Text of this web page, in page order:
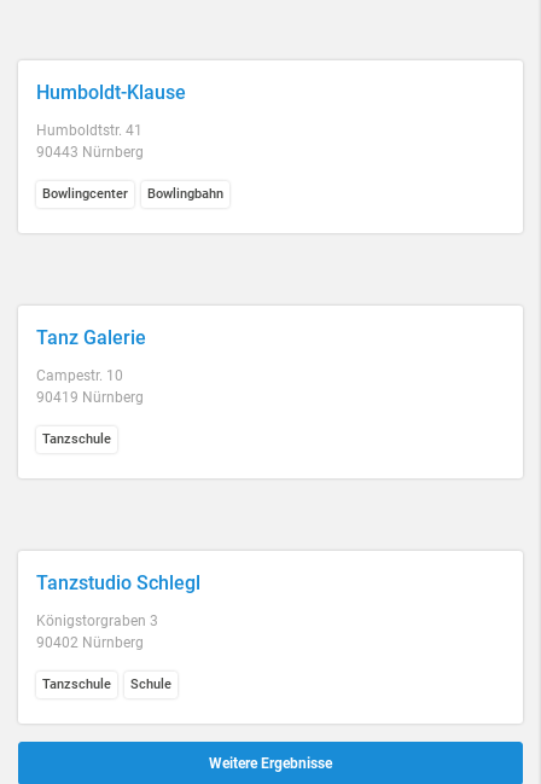
Humboldt-Klause
Humboldtstr. 41
90443 Nürnberg
Bowlingcenter Bowlingbahn
Tanz Galerie
Campestr. 10
90419 Nürnberg
Tanzschule
Tanzstudio Schlegl
Königstorgraben 3
90402 Nürnberg
Tanzschule Schule
Weitere Ergebnisse